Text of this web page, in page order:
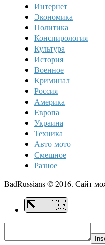
Интернет
Экономика
Политика
Конспирология
Культура
История
Военное
Криминал
Россия
Америка
Европа
Украина
Техника
Авто-мото
Смешное
Разное
BadRussians © 2016. Сайт